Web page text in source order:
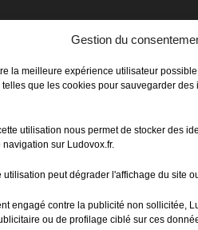
Gestion du
la meilleure expérience utilisateur
que les cookies pour sauvegarder des
utilisation nous permet de stocker des
navigation sur Ludovox.fr.
utilisation peut dégrader l'affichage du site
engagé contre la publicité non sollicitée,
ou de profilage ciblé sur ces
-
-
80%
70%